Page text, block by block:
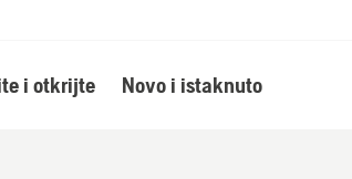
i otkrijte Novo i istaknuto